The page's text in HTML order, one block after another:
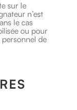
sur le
n’est
le cas
ou pour
de